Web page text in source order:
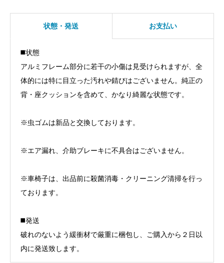
状態・発送 お支払い
◼️状態
アルミフレーム部分に若干の小傷は見受けられますが、全
体的には特に目立った汚れや錆びはございません。純正の
背・座クッションを含めて、かなり綺麗な状態です。
※虫ゴムは新品と交換しております。
※エア漏れ、介助ブレーキに不具合はございません。
※車椅子は、出品前に殺菌消毒・クリーニング清掃を行っ
ております。
◼️発送
破れのないよう緩衝材で厳重に梱包し、ご購入から２日以
内に発送致します。